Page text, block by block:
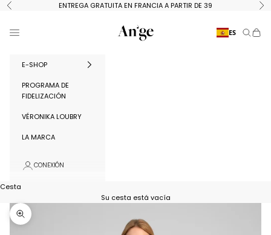
Ir al contenido
Anterior ENTREGA GRATUITA EN FRANCIA A PARTIR DE 39
Ange Paris
Menú ES Buscar
E-SHOP
PROGRAMA DE
FIDELIZACIÓN
VÉRONIKA LOUBRY
LA MARCA
CONEXIÓN
Cesta
Su cesta está vacía
Ampliar la imagen